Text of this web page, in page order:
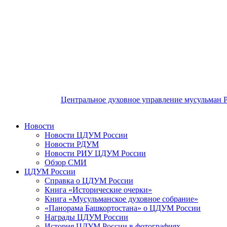
Центральное духовное управление мусульман
Новости
Новости ЦДУМ России
Новости РДУМ
Новости РИУ ЦДУМ России
Обзор СМИ
ЦДУМ России
Справка о ЦДУМ России
Книга «Исторические очерки»
Книга «Мусульманское духовное собрание»
«Панорама Башкортостана» о ЦДУМ России
Награды ЦДУМ России